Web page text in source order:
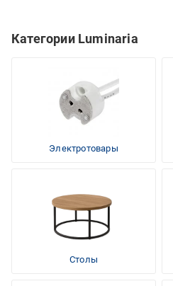
Категории Luminaria
Электротовары
Столы